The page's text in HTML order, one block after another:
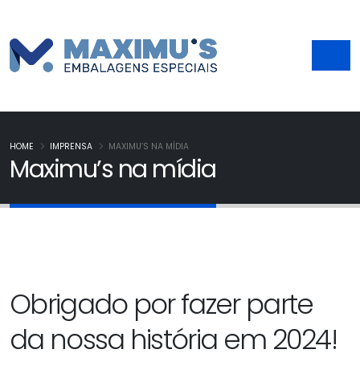
Maximu’s na mídia
HOME IMPRENSA MAXIMU’S NA MÍDIA
Obrigado por fazer parte
da nossa história em 2024!